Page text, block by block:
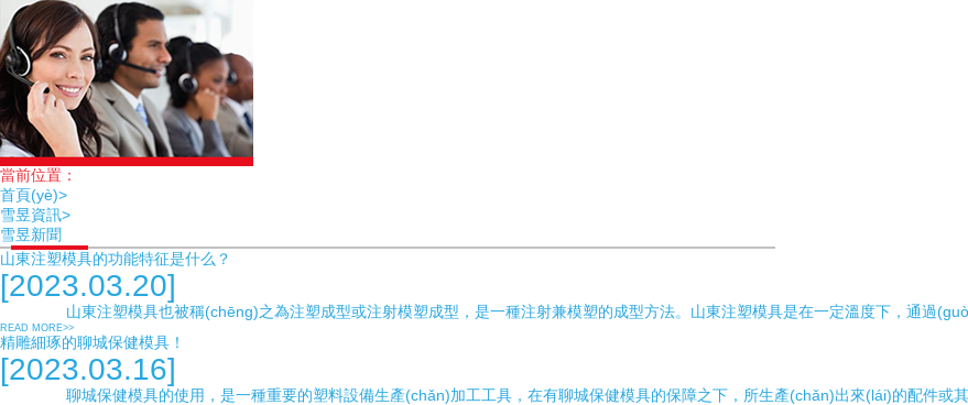
當前位置：
首頁(yè)>
雪昱資訊>
雪昱新聞
山東注塑模具的功能特征是什么？
[2023.03.20]
山東注塑模具也被稱(chēng)之為注塑成型或注射模塑成型，是一種注射兼模塑的成型方法。山東注塑模具是在一定溫度下，通過(guò)
READ MORE>>
精雕細琢的聊城保健模具！
[2023.03.16]
聊城保健模具的使用，是一種重要的塑料設備生產(chǎn)加工工具，在有聊城保健模具的保障之下，所生產(chǎn)出來(lái)的配件或其